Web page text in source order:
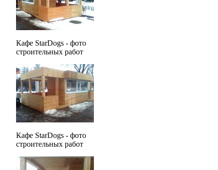
Кафе StarDogs - фото
строительных работ
Кафе StarDogs - фото
строительных работ